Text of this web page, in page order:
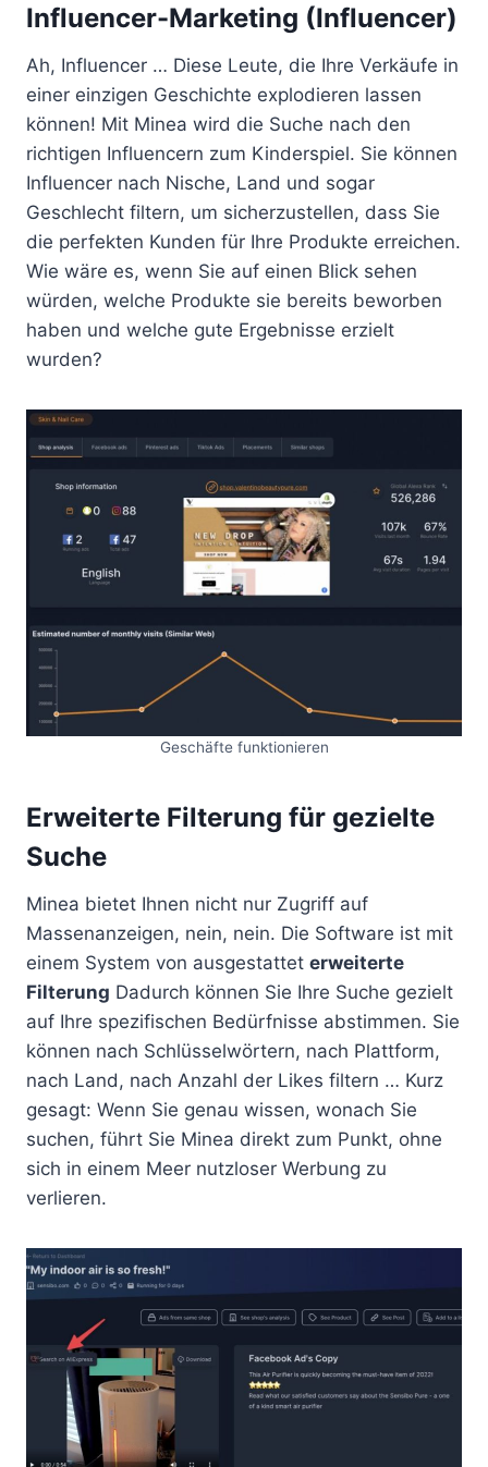
Influencer-Marketing (Influencer)
Ah, Influencer … Diese Leute, die Ihre Verkäufe in
einer einzigen Geschichte explodieren lassen
können! Mit Minea wird die Suche nach den
richtigen Influencern zum Kinderspiel. Sie können
Influencer nach Nische, Land und sogar
Geschlecht filtern, um sicherzustellen, dass Sie
die perfekten Kunden für Ihre Produkte erreichen.
Wie wäre es, wenn Sie auf einen Blick sehen
würden, welche Produkte sie bereits beworben
haben und welche gute Ergebnisse erzielt
wurden?
Geschäfte funktionieren
Erweiterte Filterung für gezielte
Suche
Minea bietet Ihnen nicht nur Zugriff auf
Massenanzeigen, nein, nein. Die Software ist mit
einem System von ausgestattet erweiterte
Filterung Dadurch können Sie Ihre Suche gezielt
auf Ihre spezifischen Bedürfnisse abstimmen. Sie
können nach Schlüsselwörtern, nach Plattform,
nach Land, nach Anzahl der Likes filtern … Kurz
gesagt: Wenn Sie genau wissen, wonach Sie
suchen, führt Sie Minea direkt zum Punkt, ohne
sich in einem Meer nutzloser Werbung zu
verlieren.